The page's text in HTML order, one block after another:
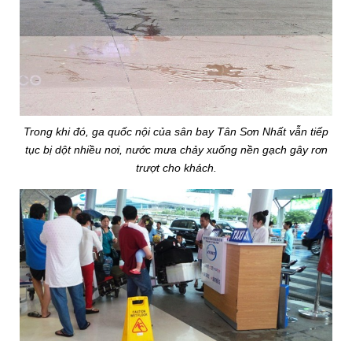
Trong khi đó, ga quốc nội của sân bay Tân Sơn Nhất vẫn tiếp
tục bị dột nhiều nơi, nước mưa chảy xuống nền gạch gây rơn
trượt cho khách.